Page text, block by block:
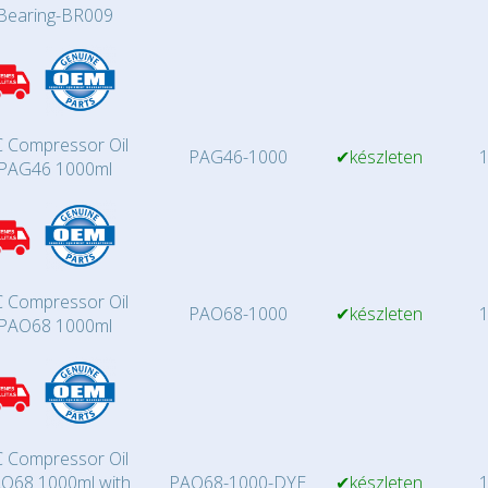
BR009
Compressor Oil
1000ml
PAG46-1000 ✔készleten
Compressor Oil
1000ml
PAO68-1000 ✔készleten
Compressor Oil
1000ml with
PAO68-1000-DYE ✔készleten